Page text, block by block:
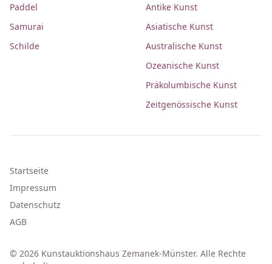
Paddel
Samurai
Schilde
Antike Kunst
Asiatische Kunst
Australische Kunst
Ozeanische Kunst
Präkolumbische Kunst
Zeitgenössische Kunst
Startseite
Impressum
Datenschutz
AGB
© 2026 Kunstauktionshaus Zemanek-Münster. Alle Rechte